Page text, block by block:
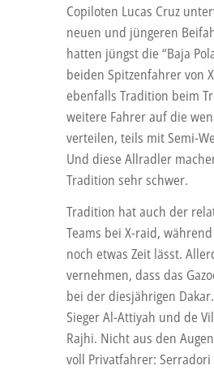
Copiloten Lucas Cruz
neuen und jüngeren
hatten jüngst die “Baja
beiden Spitzenfahrer von
ebenfalls Tradition beim
weitere Fahrer auf die
verteilen, teils mit Semi-
Und diese Allradler
Tradition sehr schwer.
Tradition hat auch der
Teams bei X-raid,
noch etwas Zeit lässt.
vernehmen, dass das
bei der diesjährigen
Sieger Al-Attiyah und de
Rajhi. Nicht aus den
voll Privatfahrer: